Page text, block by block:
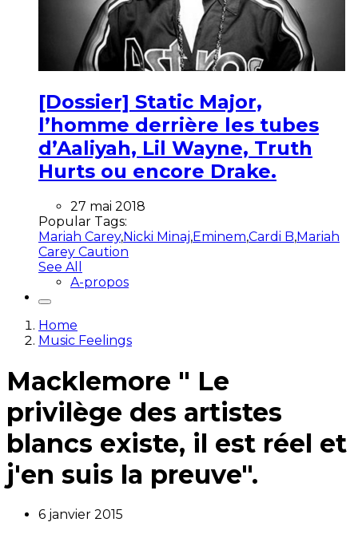
[Dossier] Static Major,
l’homme derrière les tubes
d’Aaliyah, Lil Wayne, Truth
Hurts ou encore Drake.
27 mai 2018
Popular Tags:
Mariah Carey,Nicki Minaj,Eminem,Cardi B,Mariah
Carey Caution
See All
A-propos
Home
Music Feelings
Macklemore " Le
privilège des artistes
blancs existe, il est réel et
j'en suis la preuve".
6 janvier 2015